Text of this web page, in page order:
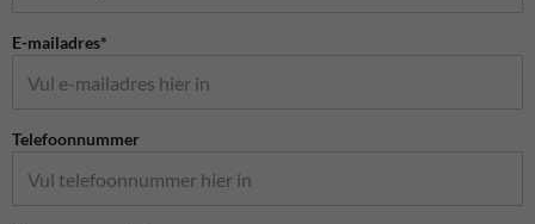
E-mailadres*
Telefoonnummer